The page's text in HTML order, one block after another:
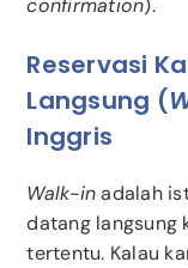
confirmation).
Reservasi
Langsung (
Inggris
Walk-inadalah
datang langsung
tertentu. Kalau